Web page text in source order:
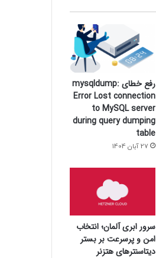
رفع خطای mysqldump:
Error Lost connection
to MySQL server
during query dumping
table
27 آبان 1404
سرور ابری آلمان؛ انتخاب
امن و پرسرعت بر بستر
دیتاسنترهای هتزنر